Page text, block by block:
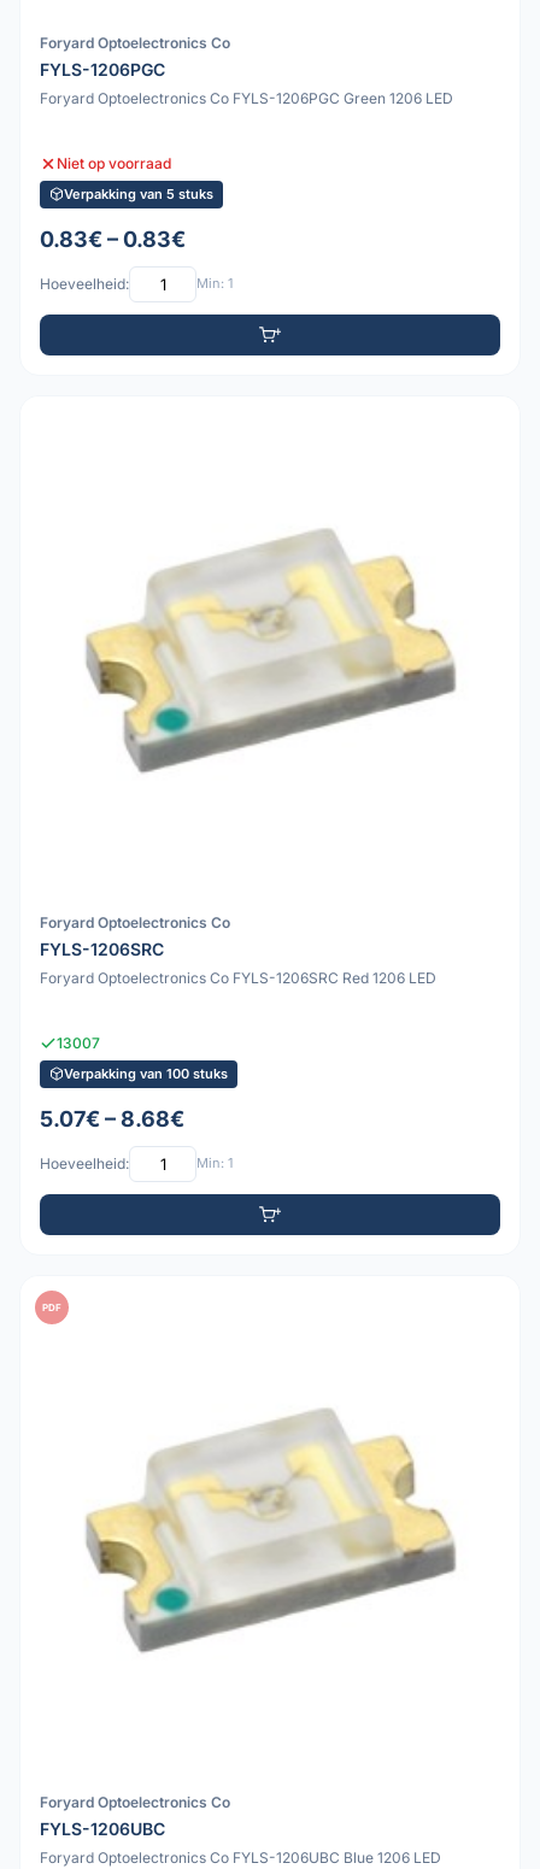
Foryard Optoelectronics Co
FYLS-1206PGC
Foryard Optoelectronics Co FYLS-1206PGC Green 1206 LED
Niet op voorraad
Verpakking van 5 stuks
0.83€ – 0.83€
Hoeveelheid: Min: 1
Foryard Optoelectronics Co
FYLS-1206SRC
Foryard Optoelectronics Co FYLS-1206SRC Red 1206 LED
13007
Verpakking van 100 stuks
5.07€ – 8.68€
Hoeveelheid: Min: 1
PDF
Foryard Optoelectronics Co
FYLS-1206UBC
Foryard Optoelectronics Co FYLS-1206UBC Blue 1206 LED